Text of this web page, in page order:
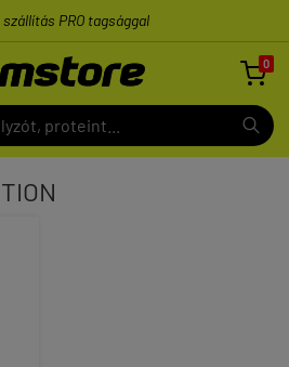
szállítás PRO tagsággal
0
